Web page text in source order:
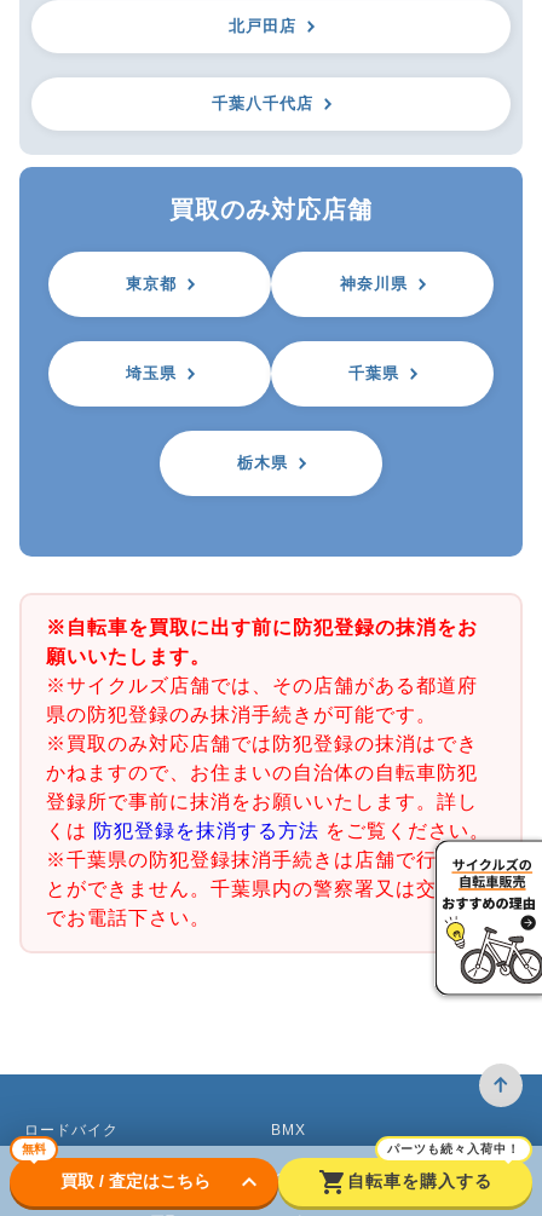
北戸田店
千葉八千代店
買取のみ対応店舗
東京都 神奈川県
埼玉県 千葉県
栃木県
※自転車を買取に出す前に防犯登録の抹消をお
願いいたします。
※サイクルズ店舗では、その店舗がある都道府
県の防犯登録のみ抹消手続きが可能です。
※買取のみ対応店舗では防犯登録の抹消はでき
かねますので、お住まいの自治体の自転車防犯
登録所で事前に抹消をお願いいたします。詳し
くは 防犯登録を抹消する方法 をご覧ください。
※千葉県の防犯登録抹消手続きは店舗で行うこ
とができません。千葉県内の警察署又は交番ま
でお電話下さい。
無料
買取 / 査定はこちら keyboard_arrow_down shopping_cart
パーツも続々入荷中！
自転車を購入する
ロードバイク
クロスバイク買取
BMX
ピストバイク